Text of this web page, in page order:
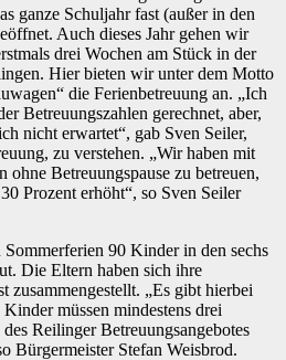
ganze Schuljahr fast (außer in den
Auch dieses Jahr gehen wir
drei Wochen am Stück in der
Hier bieten wir unter dem Motto
die Ferienbetreuung an. „Ich
Betreuungszahlen gerechnet, aber,
nicht erwartet“, gab Sven Seiler,
zu verstehen. „Wir haben mit
ohne Betreuungspause zu betreuen,
Prozent erhöht“, so Sven Seiler
Sommerferien 90 Kinder in den sechs
Die Eltern haben sich ihre
zusammengestellt. „Es gibt hierbei
müssen mindestens drei
Reilinger Betreuungsangebotes
Bürgermeister Stefan Weisbrod.